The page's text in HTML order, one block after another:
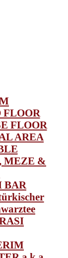
FLOOR
FLOOR
AREA
MEZE &
BAR